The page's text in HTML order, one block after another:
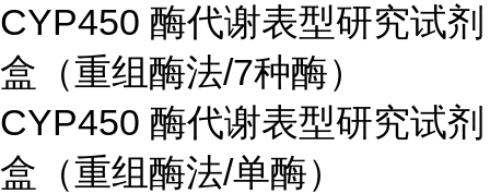
CYP450 酶代谢表型研究试剂
盒（重组酶法/7种酶）
CYP450 酶代谢表型研究试剂
盒（重组酶法/单酶）